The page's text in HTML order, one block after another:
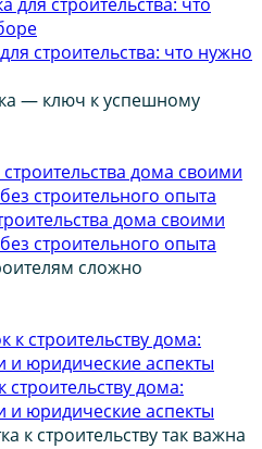
строительства: что нужно
— ключ к успешному
дома своими
строительного опыта
сложно
строительству дома:
и юридические аспекты
к строительству так важна